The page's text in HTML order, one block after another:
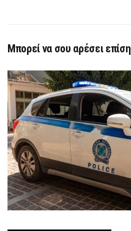
Μπορεί να σου αρέσει